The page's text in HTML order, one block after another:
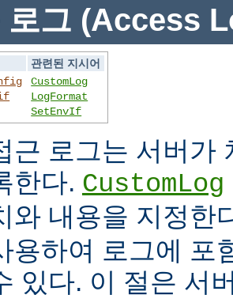
로그 (Access
관련된 지시어
CustomLog
LogFormat
SetEnvIf
근 로그는 서버가
한다. CustomLog
와 내용을 지정한
용하여 로그에 포
있다. 이 절은 서